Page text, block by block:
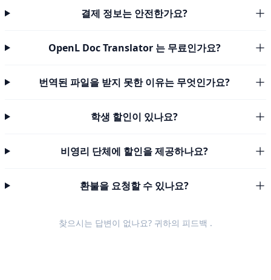
결제 정보는 안전한가요?
OpenL Doc Translator 는 무료인가요?
번역된 파일을 받지 못한 이유는 무엇인가요?
학생 할인이 있나요?
비영리 단체에 할인을 제공하나요?
환불을 요청할 수 있나요?
찾으시는 답변이 없나요? 귀하의 피드백 .